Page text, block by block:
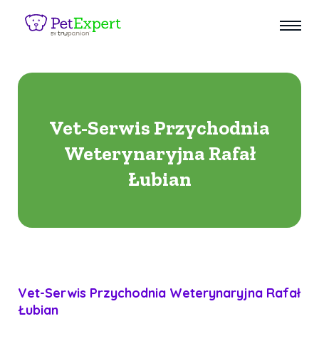
Vet-Serwis Przychodnia
Weterynaryjna Rafał
Łubian
Vet-Serwis Przychodnia Weterynaryjna Rafał
Łubian